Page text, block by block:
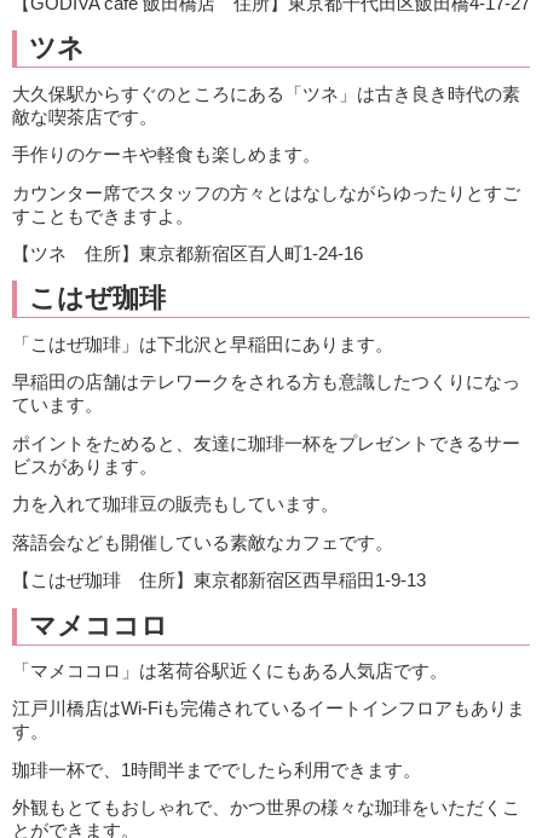
ツネ
大久保駅からすぐのところにある「ツネ」は古き良き時代の素
敵な喫茶店です。
手作りのケーキや軽食も楽しめます。
カウンター席でスタッフの方々とはなしながらゆったりとすご
すこともできますよ。
【ツネ 住所】東京都新宿区百人町1-24-16
こはぜ珈琲
「こはぜ珈琲」は下北沢と早稲田にあります。
早稲田の店舗はテレワークをされる方も意識したつくりになっ
ています。
ポイントをためると、友達に珈琲一杯をプレゼントできるサー
ビスがあります。
力を入れて珈琲豆の販売もしています。
落語会なども開催している素敵なカフェです。
【こはぜ珈琲 住所】東京都新宿区西早稲田1-9-13
マメココロ
「マメココロ」は茗荷谷駅近くにもある人気店です。
江戸川橋店はWi-Fiも完備されているイートインフロアもありま
す。
珈琲一杯で、1時間半まででしたら利用できます。
外観もとてもおしゃれで、かつ世界の様々な珈琲をいただくこ
とができます。